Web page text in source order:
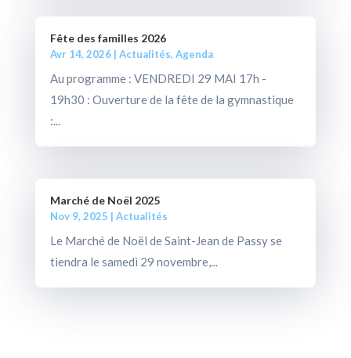
Fête des familles 2026
Avr 14, 2026| Actualités, Agenda
Au programme : VENDREDI 29 MAI 17h -
19h30 : Ouverture de la fête de la gymnastique
:...
Marché de Noël 2025
Nov 9, 2025 | Actualités
Le Marché de Noël de Saint-Jean de Passy se
tiendra le samedi 29 novembre,...